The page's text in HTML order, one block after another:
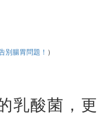
別腸胃問題！ ）
乳酸菌，更